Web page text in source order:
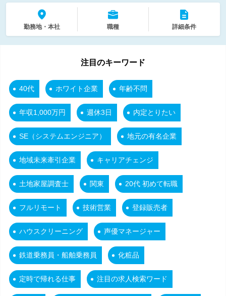
勤務地・本社 職種 詳細条件
注目のキーワード
40代 ホワイト企業 年齢不問
年収1,000万円 週休3日 内定とりたい
SE（システムエンジニア） 地元の有名企業
地域未来牽引企業 キャリアチェンジ
土地家屋調査士 関東 20代 初めて転職
フルリモート 技術営業 登録販売者
ハウスクリーニング 声優マネージャー
鉄道乗務員・船舶乗務員 化粧品
定時で帰れる仕事 注目の求人検索ワード